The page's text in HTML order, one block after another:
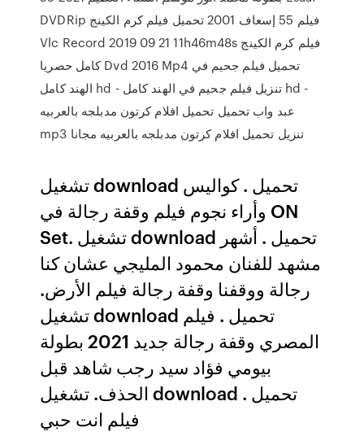
DVDRip فيلم 55 إسعاف 2001 تحميل فيلم كرم الكينج
Vlc Record 2019 09 21 11h46m48s فيلم كرم الكينج
كامل حصريا Dvd 2016 Mp4 تحميل فيلم جحيم في
الهند كامل hd - تنزيل فيلم جحيم في الهند كامل hd -
عبد واب تحميل تحميل افلام كرتون مدبلجه بالعربيه
mp3 تنزيل تحميل افلام كرتون مدبلجه بالعربيه مجانا
تشغيل download تحميل . كواليس
وأراء نجوم فيلم وقفة رجالة في ON
Set. تشغيل download تحميل . أشهر
مشهد للفنان محمود المليجي عشان كنا
رجالة ووقفنا وقفة رجالة فيلم الأرض.
تشغيل download تحميل . فيلم
المصري وقفة رجالة جديد 2021 بطولة
بيومي فؤاد سيد رجب شاهد قبل
الحذف. تشغيل download تحميل .
فيلم انت حبي